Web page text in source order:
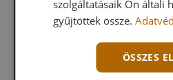
Szabadságfok (DoF) 29 DoF
Látás / érzékelés Kamera
szolgáltatásaik Ön általi
gyűjtöttek össze.
ÖSSZES